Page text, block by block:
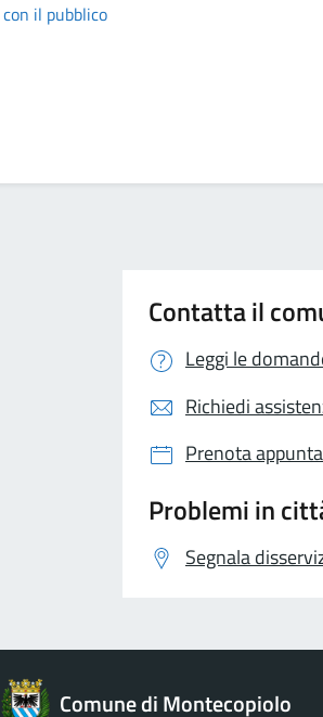
il pubblico
Contatta il
Leggi le
Richiedi
Prenota
Problemi in
Segnala
Comune di Montecopiolo